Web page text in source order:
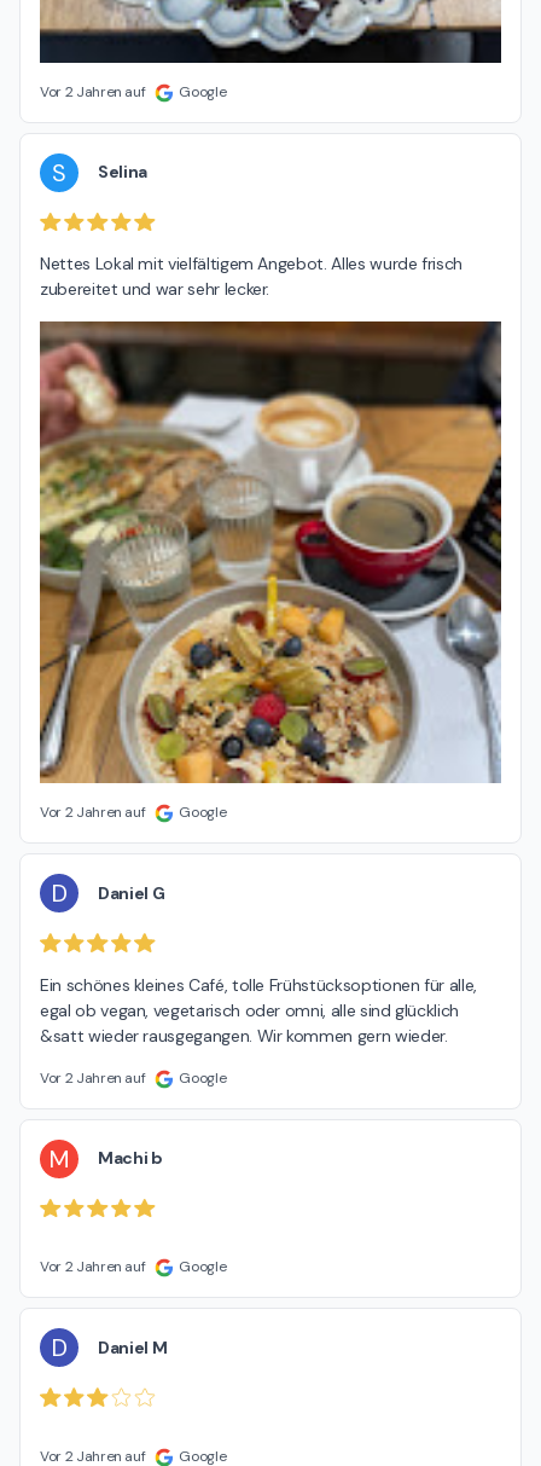
Vor 2 Jahren auf Google
S Selina
Nettes Lokal mit vielfältigem Angebot. Alles wurde frisch
zubereitet und war sehr lecker.
Vor 2 Jahren auf Google
D Daniel G
Ein schönes kleines Café, tolle Frühstücksoptionen für alle,
egal ob vegan, vegetarisch oder omni, alle sind glücklich
&satt wieder rausgegangen. Wir kommen gern wieder.
Vor 2 Jahren auf Google
M Machi b
Vor 2 Jahren auf Google
D Daniel M
Vor 2 Jahren auf Google